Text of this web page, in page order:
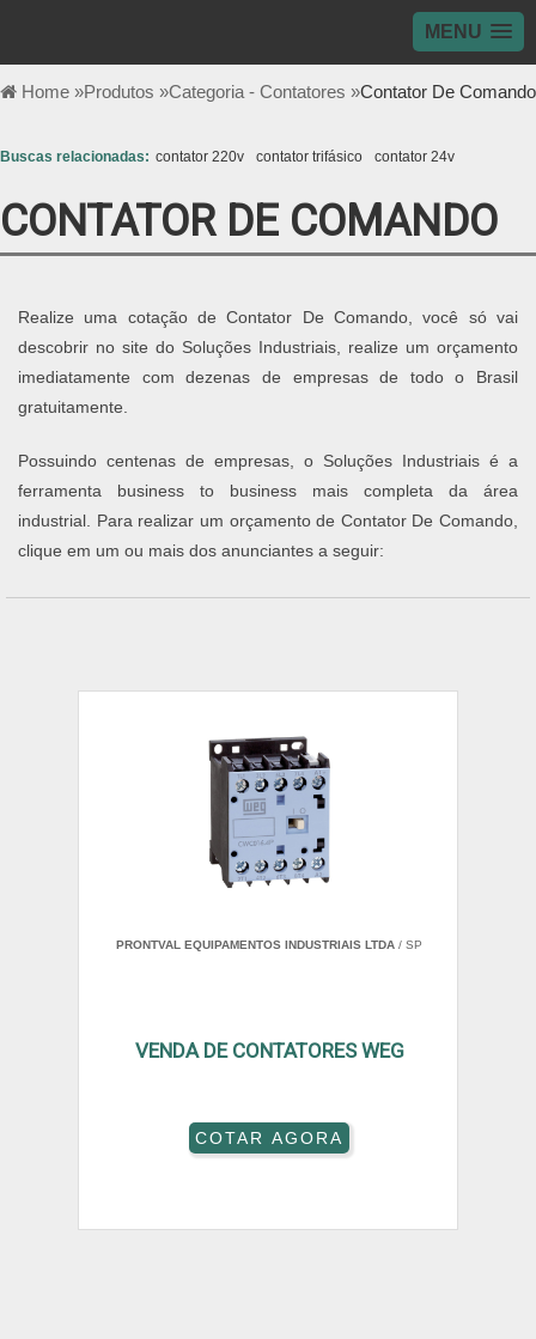
MENU
Home »Produtos »Categoria - Contatores »Contator De Comando
Buscas relacionadas: contator 220v contator trifásico contator 24v
CONTATOR DE COMANDO
Realize uma cotação de Contator De Comando, você só vai
descobrir no site do Soluções Industriais, realize um orçamento
imediatamente com dezenas de empresas de todo o Brasil
gratuitamente.
Possuindo centenas de empresas, o Soluções Industriais é a
ferramenta business to business mais completa da área
industrial. Para realizar um orçamento de Contator De Comando,
clique em um ou mais dos anunciantes a seguir:
PRONTVAL EQUIPAMENTOS INDUSTRIAIS LTDA / SP
VENDA DE CONTATORES WEG
COTAR AGORA